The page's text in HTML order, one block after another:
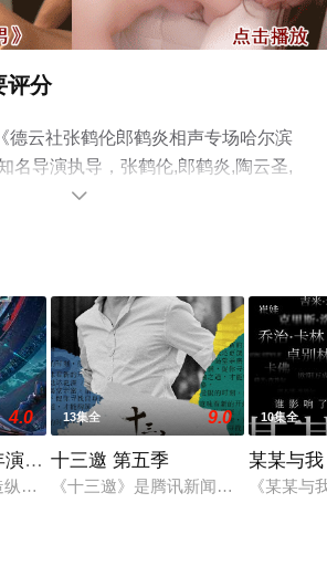
评分
德云社张鹤伦郎鹤炎相声专场哈尔滨
名导演执导，张鹤伦,郎鹤炎,陶云圣,
,董九力,李九天等演员精彩演绎的大
艺节目就上星空电影网，更多剧情

4.0
演唱会
纵观古今联结中外的盛大晚会。古风顶秀
13集全 9.0
十三邀 第五季
《十三邀》是腾讯新闻与单向空间
10集全
某某与我
《某某